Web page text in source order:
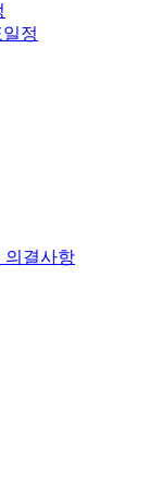
정
의결사항